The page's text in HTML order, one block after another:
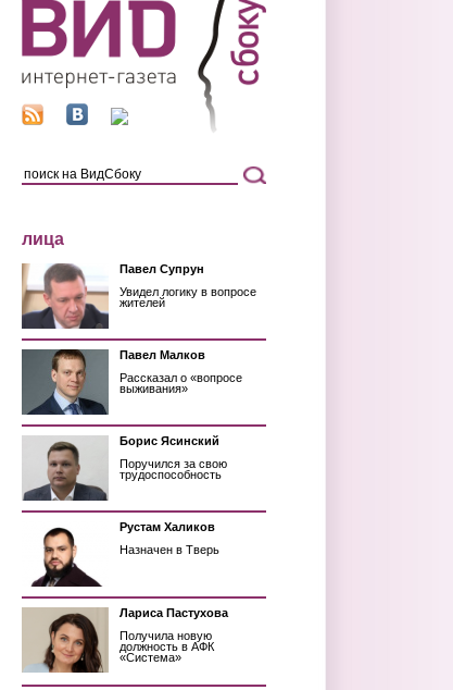
лица
Павел Супрун
Увидел логику в вопросе
жителей
Павел Малков
Рассказал о «вопросе
выживания»
Борис Ясинский
Поручился за свою
трудоспособность
Рустам Халиков
Назначен в Тверь
Лариса Пастухова
Получила новую
должность в АФК
«Система»